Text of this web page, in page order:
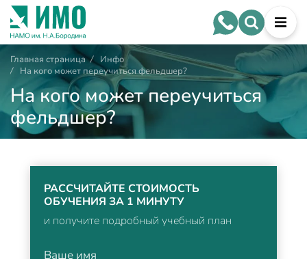
Главная страница /
Инфо
/
На кого может переучиться фельдшер?
На кого может переучиться
фельдшер?
РАССЧИТАЙТЕ СТОИМОСТЬ
ОБУЧЕНИЯ ЗА 1 МИНУТУ
и получите подробный учебный план
Ваше имя